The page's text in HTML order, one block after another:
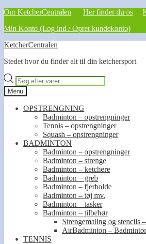
Om KetcherCentralen Her finder du os
Min Konto (Log ind / Opret kundekonto)
Spring
navigation
Spring
indhold
KetcherCentralen
Stedet hvor du finder alt til din ketchersport
Products
search
Menu
OPSTRENGNING
Badminton – opstrengninger
Tennis – opstrengninger
Squash – opstrengninger
BADMINTON
Badminton – opstrengninger
Badminton – strenge
Badminton – ketchere
Badminton – greb
Badminton – fjerbolde
Badminton – tøj mv.
Badminton – tasker
Badminton – tilbehør
Strengemaling og stencils
AirBadminton –
TENNIS